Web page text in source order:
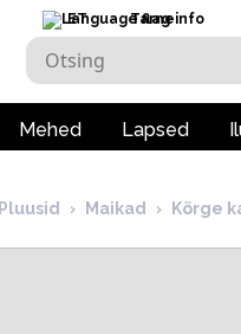
ET Tarneinfo
Mehed Lapsed
Pluusid › Maikad › Kõrge